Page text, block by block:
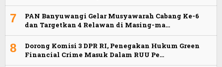
7
PAN Banyuwangi Gelar Musyawarah Cabang Ke-6
dan Targetkan 4 Relawan di Masing-ma…
8
Dorong Komisi 3 DPR RI, Penegakan Hukum Green
Financial Crime Masuk Dalam RUU Pe…